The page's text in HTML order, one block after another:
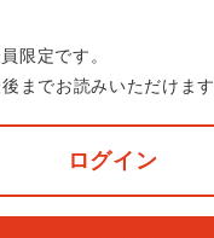
限定です。
までお読みいただけます
ログイン